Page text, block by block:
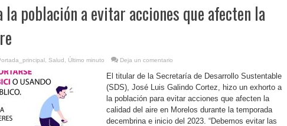
la población a evitar acciones que afecten la
Salud Último minuto Deja un comentario
El titular de la Secretaría de Desarrollo Sustentable
(SDS), José Luis Galindo Cortez, hizo un exhorto a
la población para evitar acciones que afecten la
calidad del aire en Morelos durante la temporada
decembrina e inicio del 2023. “Debemos evitar las